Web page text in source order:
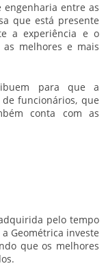
engenharia entre as
que está presente
a experiência e o
as melhores e mais
para que a
funcionários, que
conta com as
pelo tempo
Geométrica investe
que os melhores